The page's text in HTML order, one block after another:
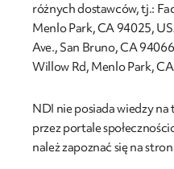
różnych dostawców, tj.:
Menlo Park, CA 94025,
Ave., San Bruno, CA
Willow Rd, Menlo Park,
NDI nie posiada wiedzy
przez portale
należ zapoznać się na